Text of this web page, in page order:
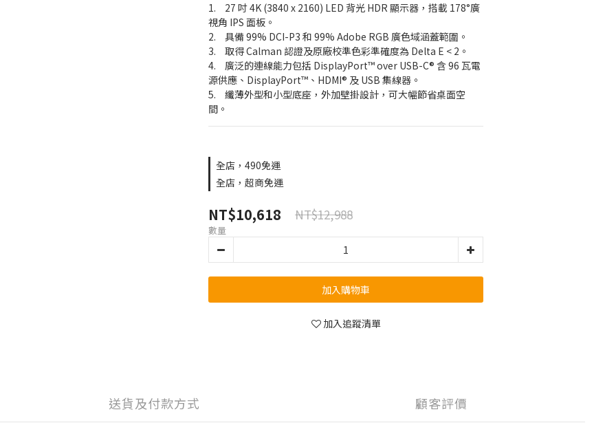
1.	27 吋 4K (3840 x 2160) LED 背光 HDR 顯示器，搭載 178°廣
視角 IPS 面板。
2.	具備 99% DCI-P3 和 99% Adobe RGB 廣色域涵蓋範圍。
3.	取得 Calman 認證及原廠校準色彩準確度為 Delta E < 2。
4.	廣泛的連線能力包括 DisplayPort™ over USB-C® 含 96 瓦電
源供應、DisplayPort™、HDMI® 及 USB 集線器。
5.	纖薄外型和小型底座，外加壁掛設計，可大幅節省桌面空
間。
全店，490免運
全店，超商免運
NT$10,618 NT$12,988
數量
加入購物車
加入追蹤清單
送貨及付款方式 顧客評價